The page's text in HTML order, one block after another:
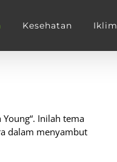
Kesehatan Iklim
Young“. Inilah tema
dalam menyambut